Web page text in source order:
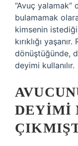
“Avuç yalamak”
bulamamak
kimsenin
kırıklığı
dönüştüğünde,
deyimi kullanılır.
DEYIMI